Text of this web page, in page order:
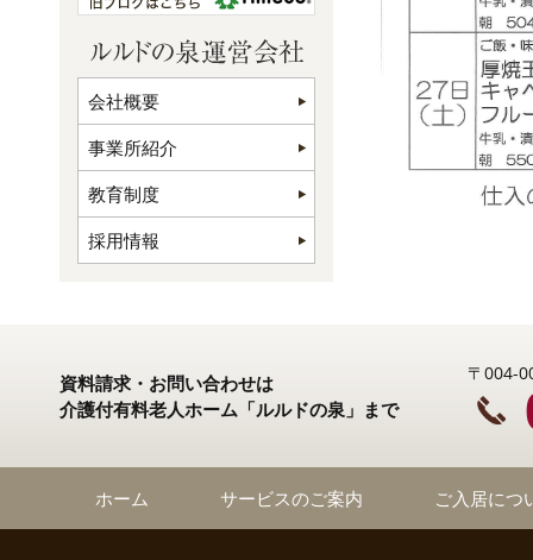
会社概要
事業所紹介
教育制度
採用情報
資料請求・お問い合わせは
介護付有料老人ホーム「ルルドの泉」まで
〒004-
ホーム サービスのご案内 ご入居につ